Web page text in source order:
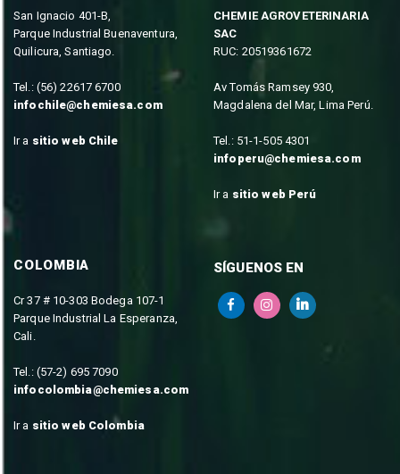
San Ignacio 401-B,
Parque Industrial Buenaventura,
Quilicura, Santiago.
Tel.: (56) 22617 6700
infochile@chemiesa.com
Ir a sitio web Chile
CHEMIE AGROVETERINARIA
SAC
RUC: 20519361672
Av Tomás Ramsey 930,
Magdalena del Mar, Lima Perú.
Tel.: 51-1-505 4301
infoperu@chemiesa.com
Ir a sitio web Perú
COLOMBIA
Cr 37 # 10-303 Bodega 107-1
Parque Industrial La Esperanza,
Cali.
Tel.: (57-2) 695 7090
infocolombia@chemiesa.com
Ir a sitio web Colombia
SÍGUENOS EN